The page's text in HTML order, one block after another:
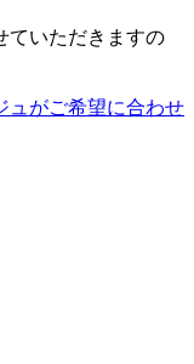
ていただきますの
ュがご希望に合わせ